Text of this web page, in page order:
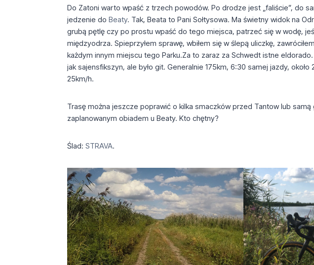
Do Zatoni warto wpaść z trzech powodów. Po drodze jest „faliście”, do
jedzenie do Beaty. Tak, Beata to Pani Sołtysowa. Ma świetny widok na
grubą pętlę czy po prostu wpaść do tego miejsca, patrzeć się w wodę,
międzyodrza. Spieprzyłem sprawę, wbiłem się w ślepą uliczkę,
każdym innym miejscu tego Parku.Za to zaraz za Schwedt istne
jak sajensfikszyn, ale było git. Generalnie 175km, 6:30 samej jazdy,
25km/h.
Trasę można jeszcze poprawić o kilka smaczków przed Tantow lub
zaplanowanym obiadem u Beaty. Kto chętny?
Ślad: STRAVA.